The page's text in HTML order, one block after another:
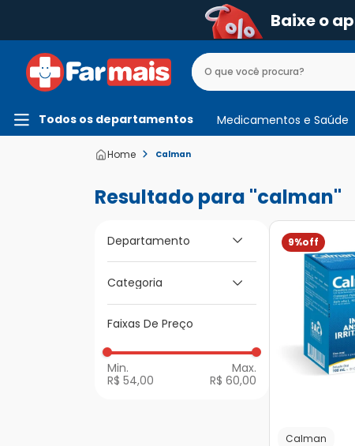
Baixe o
Todos os departamentos Medicamentos e Saúde
Calman
calman
Departamento
Medicamentos e
Saúde
Categoria
Medicamentos de A
Faixas De Preço
R$ 54,00 R$ 60,00
9%
Calman